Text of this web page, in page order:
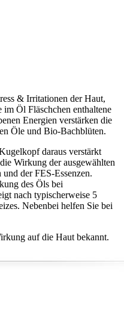
& Irritationen der Haut,
Öl Fläschchen enthaltene
Energien verstärken die
Öle und Bio-Bachblüten.
daraus verstärkt
Wirkung der ausgewählten
der FES-Essenzen.
des Öls bei
nach typischerweise 5
Nebenbei helfen Sie bei
auf die Haut bekannt.